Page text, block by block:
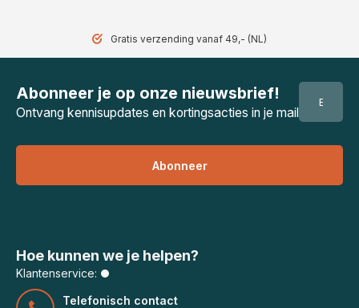
Gratis verzending vanaf 49,- (NL)
Abonneer je op onze nieuwsbrief!
Ontvang kennisupdates en kortingsacties in je mail
Abonneer
Hoe kunnen we je helpen?
Klantenservice:
Telefonisch contact